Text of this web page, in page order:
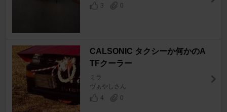
3
0
CALSONIC タクシーか何かのA
TFクーラー
ミラ
ヴぁやしさん
4
0